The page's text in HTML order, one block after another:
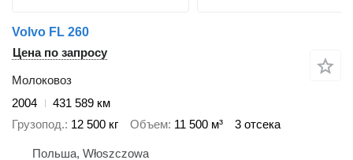
Volvo FL 260
Цена по запросу
Молоковоз
2004
431 589 км
Грузопод. 12 500 кг Объем 11 500 м³ 3 отсека
Польша, Włoszczowa